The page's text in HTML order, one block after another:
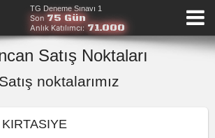
TG Deneme Sınavı 1
Son 75 Gün
Anlık Katılımcı:71.000
Satış Noktaları
Satış noktalarımız